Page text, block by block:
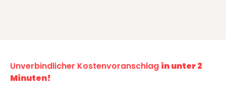
Unverbindlicher Kostenvoranschlag in unter 2
Minuten!